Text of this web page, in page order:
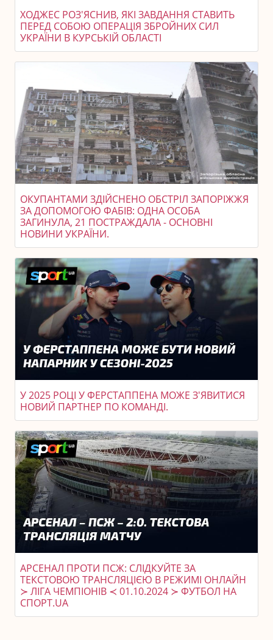
ХОДЖЕС РОЗ'ЯСНИВ, ЯКІ ЗАВДАННЯ СТАВИТЬ
ПЕРЕД СОБОЮ ОПЕРАЦІЯ ЗБРОЙНИХ СИЛ
УКРАЇНИ В КУРСЬКІЙ ОБЛАСТІ
ОКУПАНТАМИ ЗДІЙСНЕНО ОБСТРІЛ ЗАПОРІЖЖЯ
ЗА ДОПОМОГОЮ ФАБІВ: ОДНА ОСОБА
ЗАГИНУЛА, 21 ПОСТРАЖДАЛА - ОСНОВНІ
НОВИНИ УКРАЇНИ.
У 2025 РОЦІ У ФЕРСТАППЕНА МОЖЕ З'ЯВИТИСЯ
НОВИЙ ПАРТНЕР ПО КОМАНДІ.
АРСЕНАЛ ПРОТИ ПСЖ: СЛІДКУЙТЕ ЗА
ТЕКСТОВОЮ ТРАНСЛЯЦІЄЮ В РЕЖИМІ ОНЛАЙН
≻ ЛІГА ЧЕМПІОНІВ ≺ 01.10.2024 ≻ ФУТБОЛ НА
СПОРТ.UA